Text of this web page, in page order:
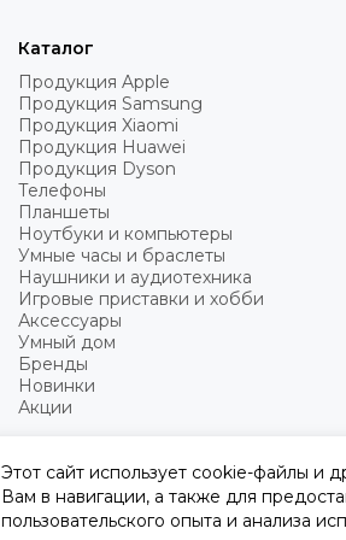
Каталог
Продукция Apple
Продукция Samsung
Продукция Xiaomi
Продукция Huawei
Продукция Dyson
Телефоны
Планшеты
Ноутбуки и компьютеры
Умные часы и браслеты
Наушники и аудиотехника
Игровые приставки и хобби
Аксессуары
Умный дом
Бренды
Новинки
Акции
Этот сайт использует cookie-файлы и
Вам в навигации, а также для
пользовательского опыта и анализа